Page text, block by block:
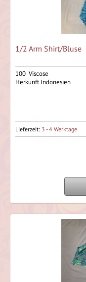
1/2 Arm Shirt/Bluse
100 Viscose
Herkunft Indonesien
Lieferzeit: 3 - 4 Werktage